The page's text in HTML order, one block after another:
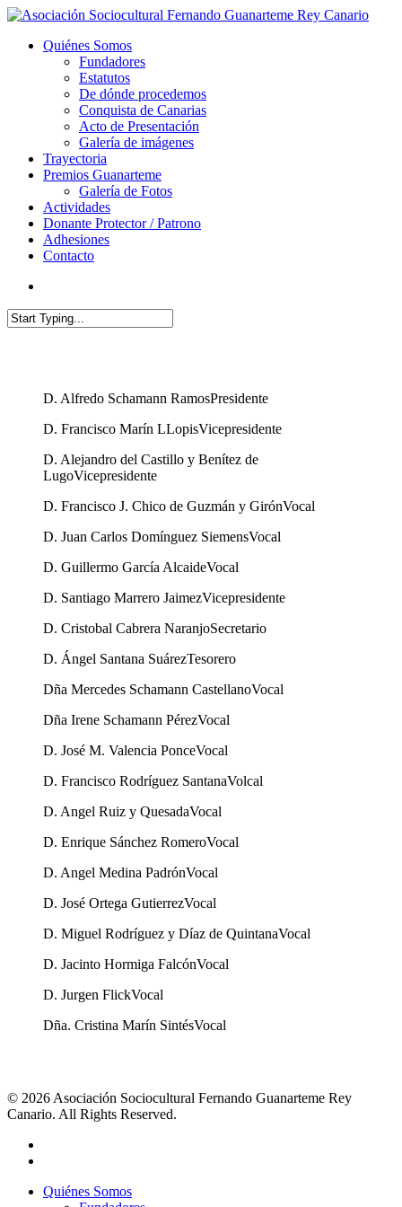
Quiénes Somos
Fundadores
Estatutos
De dónde procedemos
Conquista de Canarias
Acto de Presentación
Galería de imágenes
Trayectoria
Premios Guanarteme
Galería de Fotos
Actividades
Donante Protector / Patrono
Adhesiones
Contacto
D. Alfredo Schamann RamosPresidente
D. Francisco Marín LLopisVicepresidente
D. Alejandro del Castillo y Benítez de
LugoVicepresidente
D. Francisco J. Chico de Guzmán y GirónVocal
D. Juan Carlos Domínguez SiemensVocal
D. Guillermo García AlcaideVocal
D. Santiago Marrero JaimezVicepresidente
D. Cristobal Cabrera NaranjoSecretario
D. Ángel Santana SuárezTesorero
Dña Mercedes Schamann CastellanoVocal
Dña Irene Schamann PérezVocal
D. José M. Valencia PonceVocal
D. Francisco Rodríguez SantanaVolcal
D. Angel Ruiz y QuesadaVocal
D. Enrique Sánchez RomeroVocal
D. Angel Medina PadrónVocal
D. José Ortega GutierrezVocal
D. Miguel Rodríguez y Díaz de QuintanaVocal
D. Jacinto Hormiga FalcónVocal
D. Jurgen FlickVocal
Dña. Cristina Marín SintésVocal
© 2026 Asociación Sociocultural Fernando Guanarteme Rey
Canario. All Rights Reserved.
Quiénes Somos